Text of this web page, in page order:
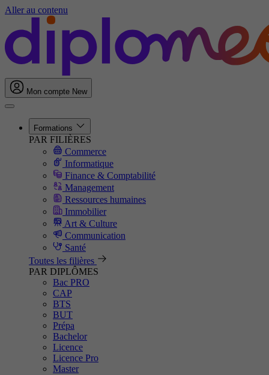
Aller au contenu
Mon compte New
Formations
PAR FILIÈRES
Commerce
Informatique
Finance & Comptabilité
Management
Ressources humaines
Immobilier
Art & Culture
Communication
Santé
Toutes les filières
PAR DIPLÔMES
Bac PRO
CAP
BTS
BUT
Prépa
Bachelor
Licence
Licence Pro
Master